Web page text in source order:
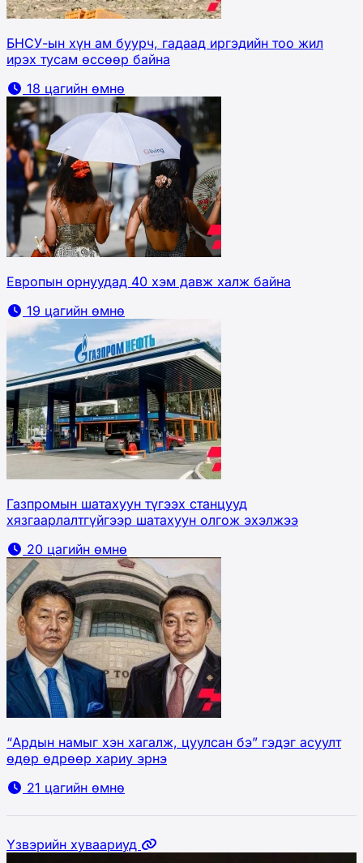
БНСУ-ын хүн ам буурч, гадаад иргэдийн тоо жил
ирэх тусам өссөөр байна
18 цагийн өмнө
Европын орнуудад 40 хэм давж халж байна
19 цагийн өмнө
Газпромын шатахуун түгээх станцууд
хязгаарлалтгүйгээр шатахуун олгож эхэлжээ
20 цагийн өмнө
“Ардын намыг хэн хагалж, цуулсан бэ” гэдэг асуулт
өдөр өдрөөр хариу эрнэ
21 цагийн өмнө
Үзвэрийн хуваариуд